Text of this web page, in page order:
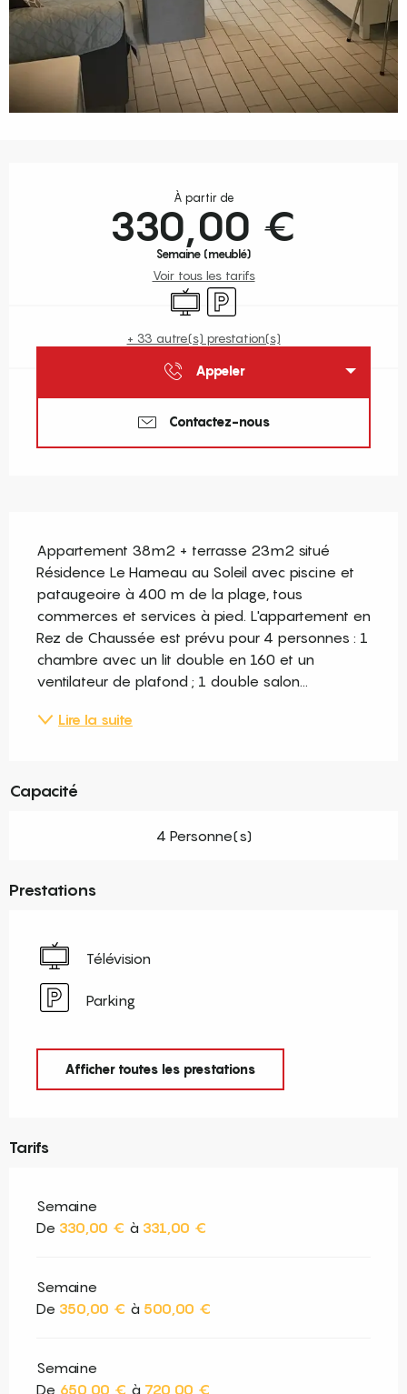
À partir de
330,00 €
Semaine (meublé)
Voir tous les tarifs
Télévision
Parking
+ 33 autre(s) prestation(s)
Appeler
Contactez-nous
Appartement 38m2 + terrasse 23m2 situé
Résidence Le Hameau au Soleil avec piscine et
pataugeoire à 400 m de la plage, tous
commerces et services à pied. L'appartement en
Rez de Chaussée est prévu pour 4 personnes : 1
chambre avec un lit double en 160 et un
ventilateur de plafond ; 1 double salon...
Lire la suite
Capacité
4 Personne(s)
Prestations
Télévision
Parking
Afficher toutes les prestations
Tarifs
Semaine
De 330,00 € à 331,00 €
Semaine
De 350,00 € à 500,00 €
Semaine
De 650,00 € à 720,00 €